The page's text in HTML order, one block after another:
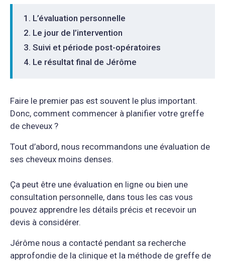
L’évaluation personnelle
Le jour de l’intervention
Suivi et période post-opératoires
Le résultat final de Jérôme
Faire le premier pas est souvent le plus important.
Donc, comment commencer à planifier votre greffe
de cheveux ?
Tout d’abord, nous recommandons une évaluation de
ses cheveux moins denses.
Ça peut être une évaluation en ligne ou bien une
consultation personnelle, dans tous les cas vous
pouvez apprendre les détails précis et recevoir un
devis à considérer.
Jérôme nous a contacté pendant sa recherche
approfondie de la clinique et la méthode de greffe de